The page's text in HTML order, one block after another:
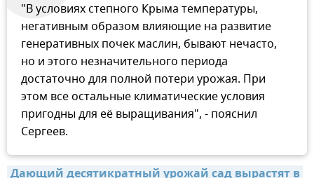
"В условиях степного Крыма температуры,
негативным образом влияющие на развитие
генеративных почек маслин, бывают нечасто,
но и этого незначительного периода
достаточно для полной потери урожая. При
этом все остальные климатические условия
пригодны для её выращивания", - пояснил
Сергеев.